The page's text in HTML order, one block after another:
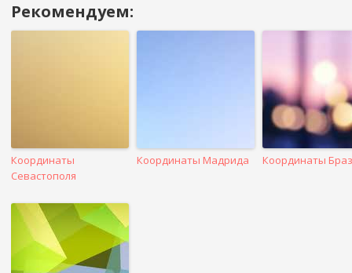
Навигация
в
Рекомендуем:
Координаты
Севастополя
Координаты Мадрида Координаты